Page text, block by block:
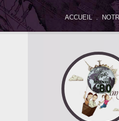
ACCUEIL.
Activités Allo le
La parole des enfants